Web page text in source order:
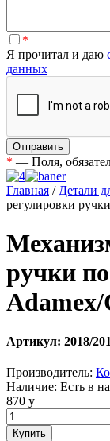
*
Я прочитал и даю
данных
* — Поля,
Главная / Детали
регулировки
ручки
Артикул: 2018/
Производитель:
Наличие: Есть в
870 у